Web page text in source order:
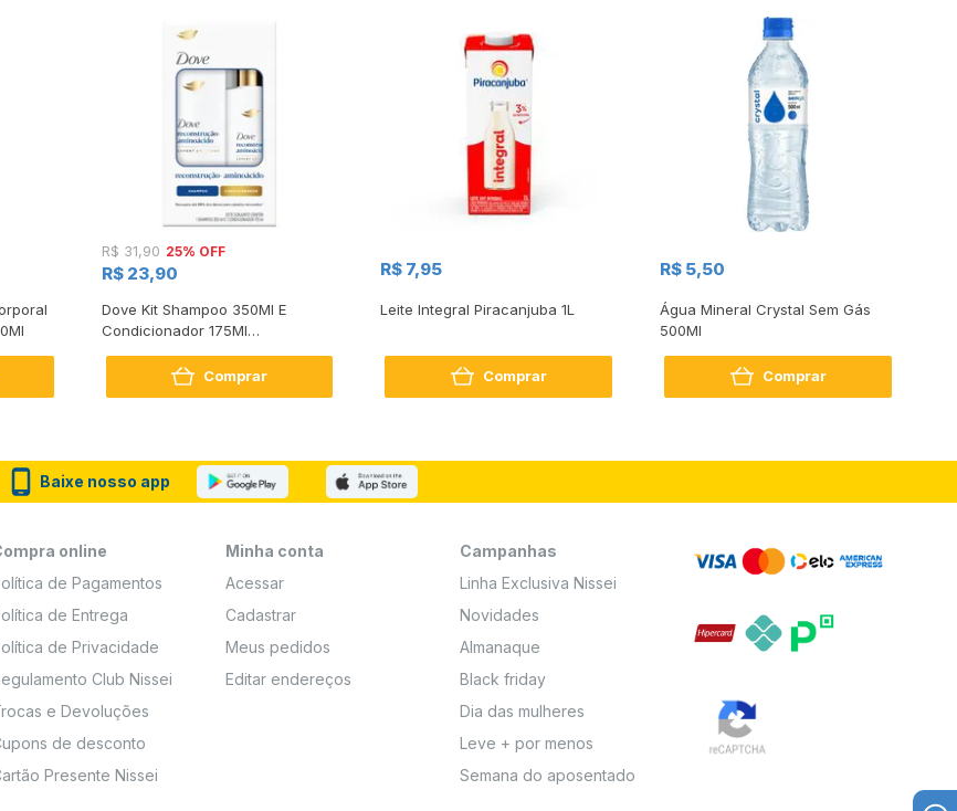
R$ 31,90 25% OFF
R$ 23,90
Dove Kit Shampoo 350Ml E
Condicionador 175Ml
Comprar
R$ 7,95
Leite Integral Piracanjuba 1L
Comprar
R$ 5,50
Água Mineral Crystal Sem Gás
500Ml
Comprar
Baixe nosso app
online
de Pagamentos
de Entrega
de Privacidade
Club Nissei
e Devoluções
de desconto
Presente Nissei
Minha conta
Acessar
Cadastrar
Meus pedidos
Editar endereços
Campanhas
Linha Exclusiva Nissei
Novidades
Almanaque
Black friday
Dia das mulheres
Leve + por menos
Semana do aposentado